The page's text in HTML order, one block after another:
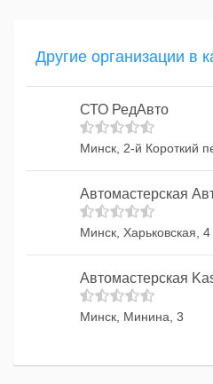
Другие организации в
СТО РедАвто
Минск, 2-й Короткий
Автомастерская
Минск, Харьковская, 4
Автомастерская
Минск, Минина, 3